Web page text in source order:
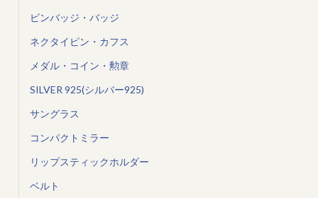
ピンバッジ・バッジ
ネクタイピン・カフス
メダル・コイン・勲章
SILVER 925(シルバー925)
サングラス
コンパクトミラー
リップスティックホルダー
ベルト